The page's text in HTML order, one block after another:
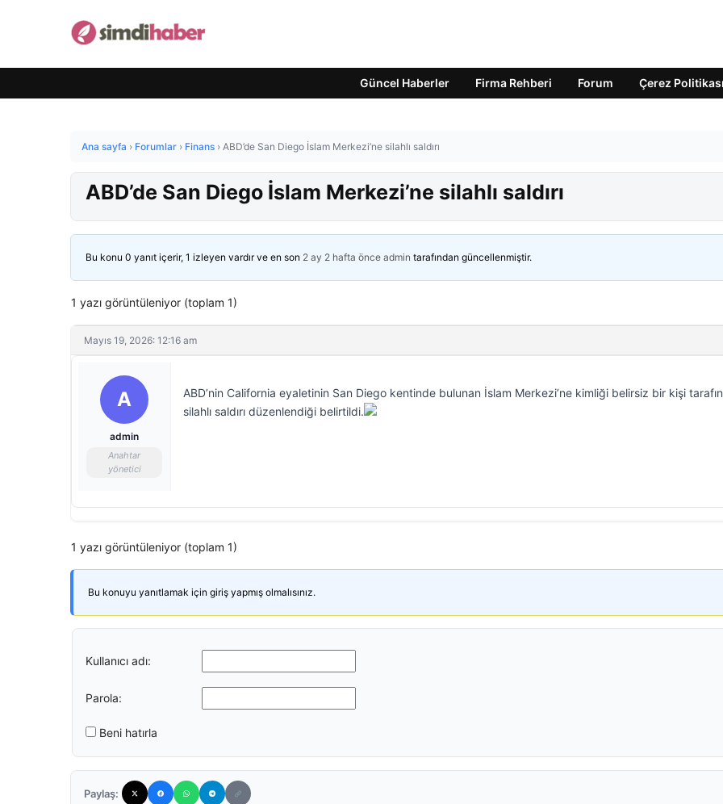
Güncel Haberler Firma Rehberi Forum Çerez Politikası
Ana sayfa › Forumlar › Finans › ABD’de San Diego İslam Merkezi’ne silahlı saldırı
ABD’de San Diego İslam Merkezi’ne silahlı saldırı
Bu konu 0 yanıt içerir, 1 izleyen vardır ve en son 2 ay 2 hafta önce admin tarafından güncellenmiştir.
1 yazı görüntüleniyor (toplam 1)
Mayıs 19, 2026: 12:16 am
A
admin
Anahtar
yönetici
ABD’nin California eyaletinin San Diego kentinde bulunan İslam Merkezi’ne kimliği belirsiz bir kişi
silahlı saldırı düzenlendiği belirtildi.
1 yazı görüntüleniyor (toplam 1)
Bu konuyu yanıtlamak için giriş yapmış olmalısınız.
Kullanıcı adı:
Parola:
Beni hatırla
Paylaş: